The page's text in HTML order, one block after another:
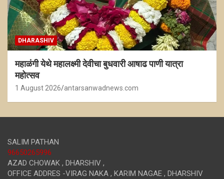
DHARASHIV
महाळंगी येथे महालक्ष्मी देवीचा बुधवारी आषाढ पाणी यात्रा
महोत्सव
1 August 2026 antarsanwadnews.com
SALIM PATHAN
96650265996
AZAD CHOWAK , DHARSHIV ,
OFFICE ADDRES -VIRAG NAKA , KARIM NAGAE , DHARSHIV